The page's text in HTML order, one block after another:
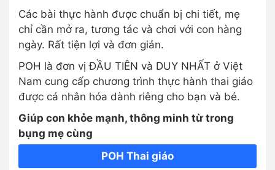
Các bài thực hành được chuẩn bị chi tiết, mẹ
chỉ cần mở ra, tương tác và chơi với con hàng
ngày. Rất tiện lợi và đơn giản.
POH là đơn vị ĐẦU TIÊN và DUY NHẤT ở Việt
Nam cung cấp chương trình thực hành thai giáo
được cá nhân hóa dành riêng cho bạn và bé.
Giúp con khỏe mạnh, thông minh từ trong
bụng mẹ cùng
POH Thai giáo